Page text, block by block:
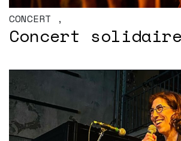
CONCERT ,
Concert solidaire